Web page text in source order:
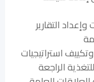
التقارير
استراتيجيات
الراجعة